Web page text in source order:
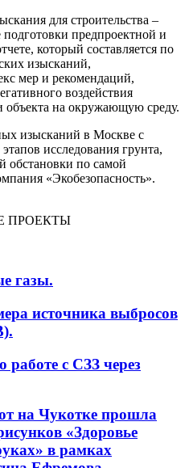
для строительства –
подготовки предпроектной и
который составляется по
изысканий,
мер и рекомендаций,
воздействия
объекта на окружающую среду.
изысканий в Москве с
исследования грунта,
обстановки по самой
«Экобезопасность».
ПРОЕКТЫ
газы.
источника выбросов
работе с СЗЗ через
на Чукотке прошла
«Здоровье
в рамках